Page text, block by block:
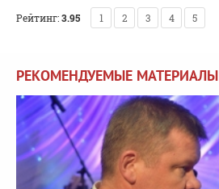
Рейтинг:3.95 1 2 3 4 5
РЕКОМЕНДУЕМЫЕ МАТЕРИАЛЫ